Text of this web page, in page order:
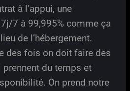
à l’appui, une
7 à 99,995% comme ça
de l’hébergement.
des fois on doit faire des
du temps et
On prend notre